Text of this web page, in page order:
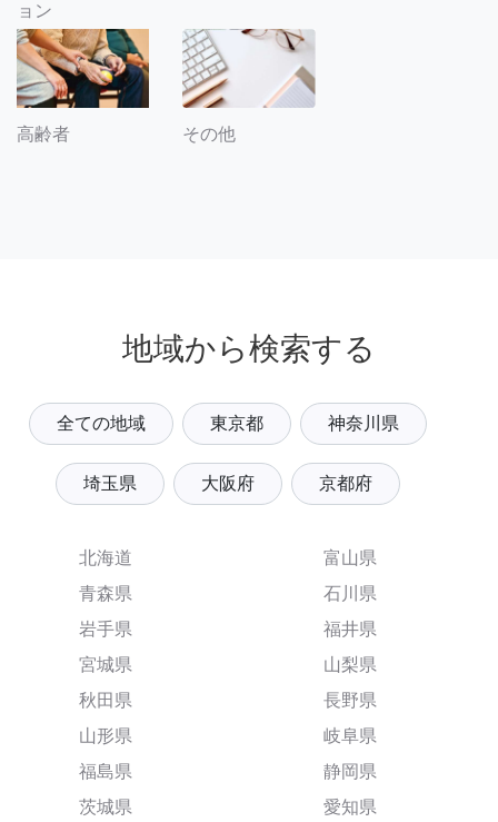
ョン
高齢者 その他
地域から検索する
全ての地域 東京都 神奈川県
埼玉県 大阪府 京都府
北海道
青森県
岩手県
宮城県
秋田県
山形県
福島県
茨城県
富山県
石川県
福井県
山梨県
長野県
岐阜県
静岡県
愛知県